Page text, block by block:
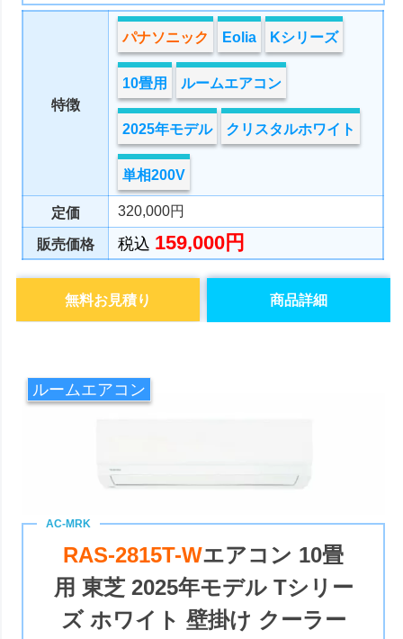
特徴
パナソニック Eolia Kシリーズ
10畳用 ルームエアコン
2025年モデル クリスタルホワイト
単相200V
定価 320,000円
販売価格 税込 159,000円
商品詳細
無料お見積り
ルームエアコン
RAS-2815T-Wエアコン 10畳
用 東芝 2025年モデル Tシリー
ズ ホワイト 壁掛け クーラー